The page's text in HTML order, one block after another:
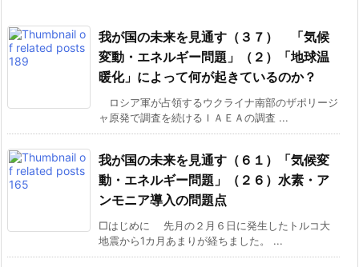
我が国の未来を見通す（３７） 「気候
変動・エネルギー問題」（２）「地球温
暖化」によって何が起きているのか？
ロシア軍が占領するウクライナ南部のザポリージ
ャ原発で調査を続けるＩＡＥＡの調査 ...
我が国の未来を見通す（６１）「気候変
動・エネルギー問題」（２６）水素・ア
ンモニア導入の問題点
□はじめに 先月の２月６日に発生したトルコ大
地震から1カ月あまりが経ちました。 ...